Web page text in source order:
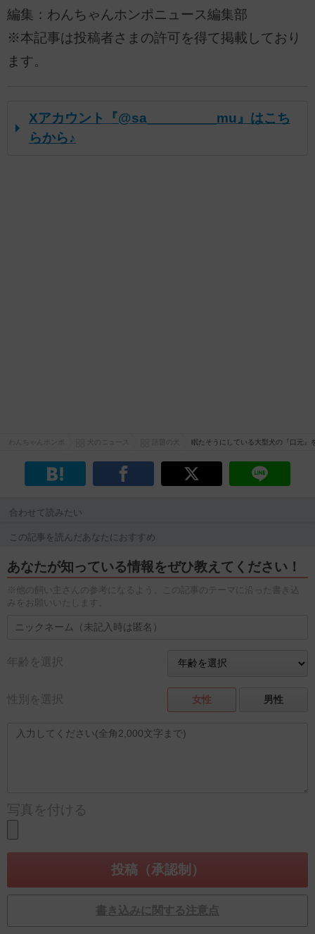
編集：わんちゃんホンポニュース編集部
※本記事は投稿者さまの許可を得て掲載しており
ます。
Xアカウント『@sa_________mu』はこち
らから♪
眠たそうにしている大型犬の『口元
合わせて読みたい
この記事を読んだあなたにおすすめ
あなたが知っている情報をぜひ教えてください！
※他の飼い主さんの参考になるよう、この記事のテーマに沿った書き込
みをお願いいたします。
年齢を選択
性別を選択 女性 男性
写真を付ける
書き込みに関する注意点